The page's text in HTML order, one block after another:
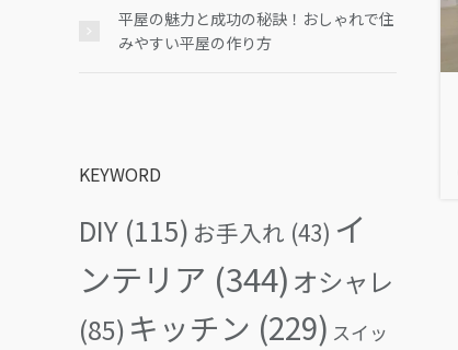
平屋の魅力と成功の秘訣！おしゃれで住
みやすい平屋の作り方
KEYWORD
DIY (115) お手入れ (43) イ
ンテリア (344) オシャレ
(85) キッチン (229) スイッ